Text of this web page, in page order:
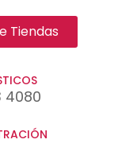
Tiendas
4080